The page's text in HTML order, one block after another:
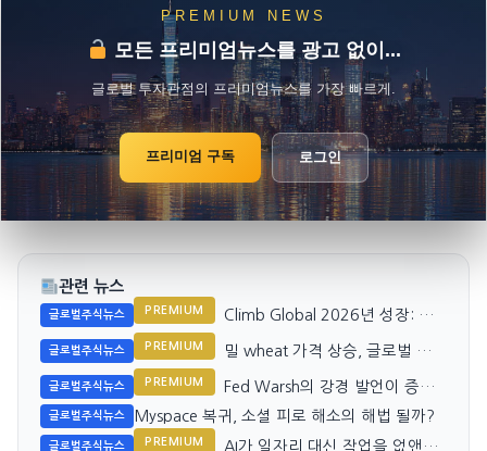
PREMIUM NEWS
모든 프리미엄뉴스를 광고 없이...
글로벌 투자관점의 프리미엄뉴스를 가장 빠르게.
프리미엄 구독 로그인
관련 뉴스
글로벌주식뉴스 PREMIUM
Climb Global 2026년 성장: 고
글로벌주식뉴스 PREMIUM
밀 wheat 가격 상승, 글로벌 공급
글로벌주식뉴스 PREMIUM
Fed Warsh의 강경 발언이 증시
를 흔들다
글로벌주식뉴스 Myspace 복귀, 소셜 피로 해소의 해법 될까?
글로벌주식뉴스 PREMIUM
AI가 일자리 대신 작업을 없앤다: